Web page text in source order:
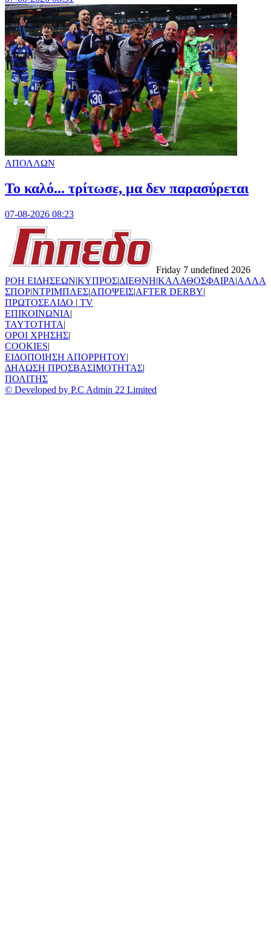
ΑΠΟΛΛΩΝ
Το καλό... τρίτωσε, μα δεν παρασύρεται
07-08-2026 08:23
Friday 7 undefined 2026
ΡΟΗ ΕΙΔΗΣΕΩΝ|ΚΥΠΡΟΣ|ΔΙΕΘΝΗ|ΚΑΛΑΘΟΣΦΑΙΡΑ|ΑΛΛΑ
ΣΠΟΡ|ΝΤΡΙΜΠΛΕΣ|ΑΠΟΨΕΙΣ|AFTER DERBY|
ΠΡΩΤΟΣΕΛΙΔΟ | TV
ΕΠΙΚΟΙΝΩΝΙΑ|
TAYTOTHTA|
ΟΡΟΙ ΧΡΗΣΗΣ|
COOKIES|
ΕΙΔΟΠΟΙΗΣΗ ΑΠΟΡΡΗΤΟΥ|
ΔΗΛΩΣΗ ΠΡΟΣΒΑΣΙΜΟΤΗΤΑΣ|
ΠΟΛΙΤΗΣ
© Developed by P.C Admin 22 Limited